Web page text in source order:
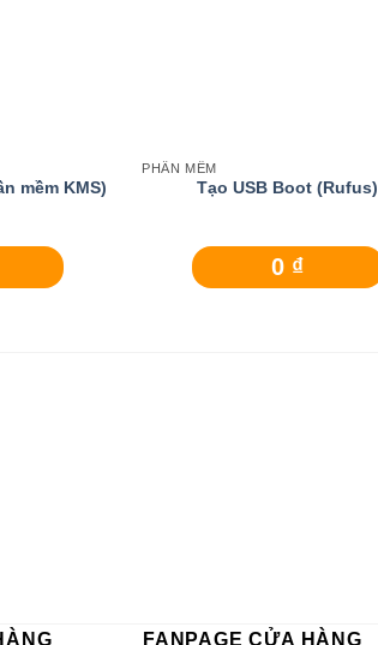
mềm KMS)
PHẦN MỀM
Tạo USB Boot (Rufus)
0 ₫
FANPAGE CỬA HÀNG